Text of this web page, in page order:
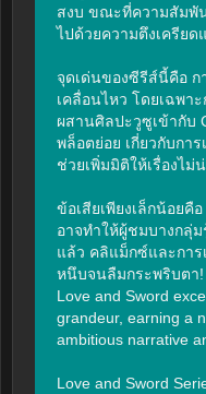
สงบ ขณะที่ความสัมพั
ไปด้วยความตึงเครีย
จุดเด่นของซีรีส์นี้คือ
เคลื่อนไหว โดยเฉพา
ผสานศิลปะวูซูเข้ากับ
พล็อตย่อย เกี่ยวกับกา
ช่วยเพิ่มมิติให้เรื่องไม่
ข้อเสียเพียงเล็กน้อยคื
อาจทำให้ผู้ชมบางกลุ่
แล้ว คลิแม็กซ์และกา
หนึบจนลืมกระพริบตา!
Love and Sword
grandeur, earning a
ambitious narrative
Love and Sword